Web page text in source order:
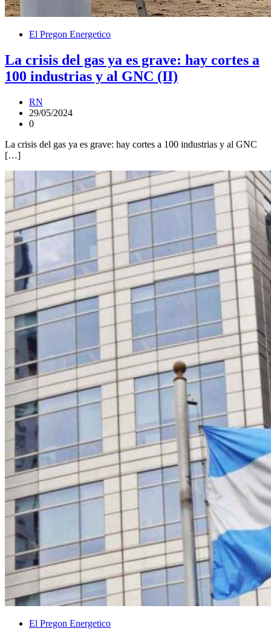
El Pregon Energetico
La crisis del gas ya es grave: hay cortes a
100 industrias y al GNC (II)
RN
29/05/2024
0
La crisis del gas ya es grave: hay cortes a 100 industrias y al GNC
[…]
El Pregon Energetico